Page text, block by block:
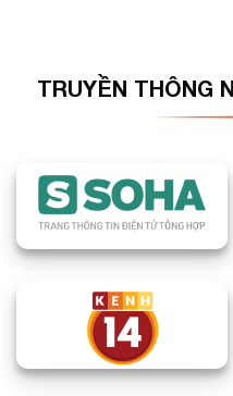
TRUYỀN THÔNG